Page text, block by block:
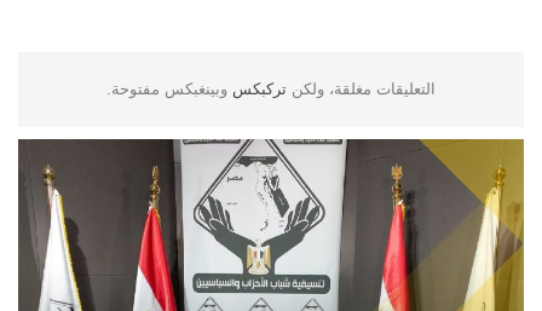
التعليقات مغلقة، ولكن تركبكس وبينغبكس مفتوحة.